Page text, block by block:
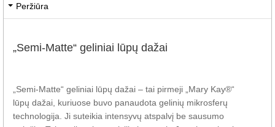
Peržiūra
„Semi-Matte“ geliniai lūpų dažai
„Semi-Matte“ geliniai lūpų dažai – tai pirmeji „Mary Kay®“
lūpų dažai, kuriuose buvo panaudota gelinių mikrosferų
technologija. Ji suteikia intensyvų atspalvį be sausumo